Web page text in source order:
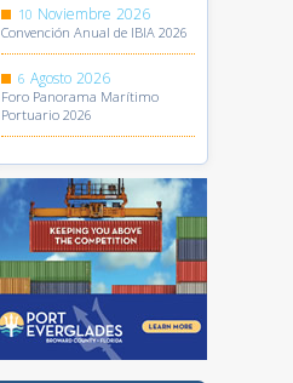
10 Noviembre 2026
Convención Anual de IBIA 2026
6 Agosto 2026
Foro Panorama Marítimo
Portuario 2026